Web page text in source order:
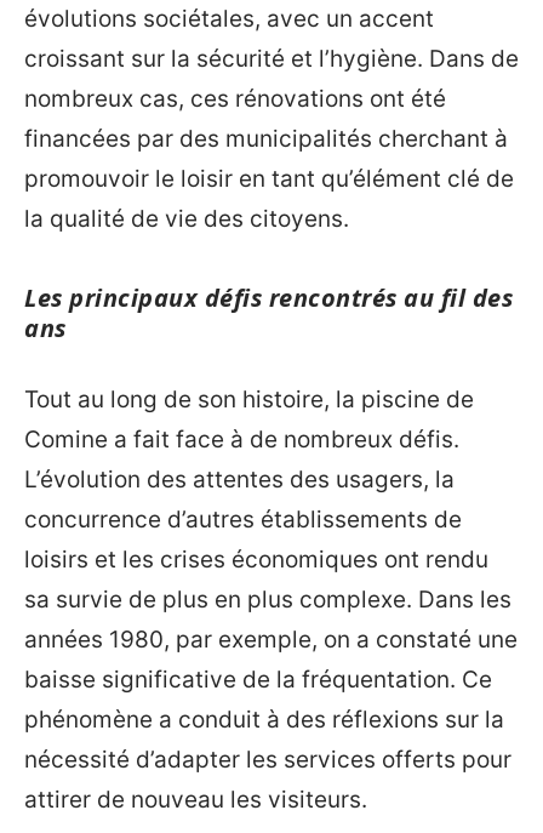
évolutions sociétales, avec un accent
croissant sur la sécurité et l’hygiène. Dans de
nombreux cas, ces rénovations ont été
financées par des municipalités cherchant à
promouvoir le loisir en tant qu’élément clé de
la qualité de vie des citoyens.
Les principaux défis rencontrés au fil des
ans
Tout au long de son histoire, la piscine de
Comine a fait face à de nombreux défis.
L’évolution des attentes des usagers, la
concurrence d’autres établissements de
loisirs et les crises économiques ont rendu
sa survie de plus en plus complexe. Dans les
années 1980, par exemple, on a constaté une
baisse significative de la fréquentation. Ce
phénomène a conduit à des réflexions sur la
nécessité d’adapter les services offerts pour
attirer de nouveau les visiteurs.